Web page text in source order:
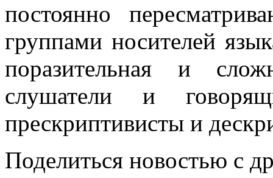
постоянно
группами носителей
поразительная и
слушатели и
прескриптивисты и
Поделиться новостью с